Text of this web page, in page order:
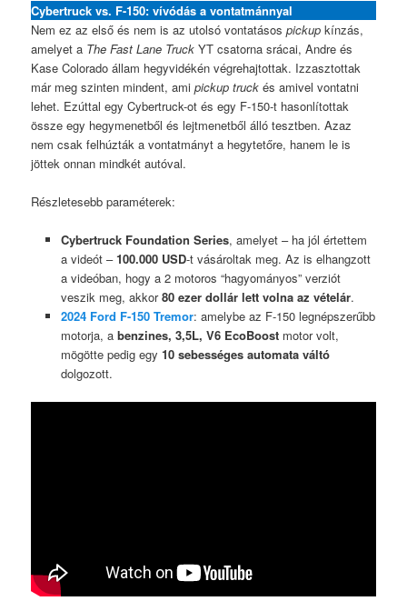
Cybertruck vs. F-150: vívódás a vontatmánnyal
Nem ez az első és nem is az utolsó vontatásospickup kínzás,
amelyet a The Fast Lane Truck YT csatorna srácai, Andre és
Kase Colorado állam hegyvidékén végrehajtottak. Izzasztottak
már meg szinten mindent, amipickup truck és amivel vontatni
lehet. Ezúttal egy Cybertruck-ot és egy F-150-t hasonlítottak
össze egy hegymenetből és lejtmenetből álló tesztben. Azaz
nem csak felhúzták a vontatmányt a hegytetőre, hanem le is
jöttek onnan mindkét autóval.
Részletesebb paraméterek:
Cybertruck Foundation Series, amelyet – ha jól értettem
a videót –100.000 USD-t vásároltak meg. Az is elhangzott
a videóban, hogy a 2 motoros “hagyományos” verziót
veszik meg, akkor80 ezer dollár lett volna az vételár.
2024 Ford F-150 Tremor: amelybe az F-150 legnépszerűbb
motorja, a benzines, 3,5L, V6 EcoBoostmotor volt,
mögötte pedig egy 10 sebességes automata váltó
dolgozott.